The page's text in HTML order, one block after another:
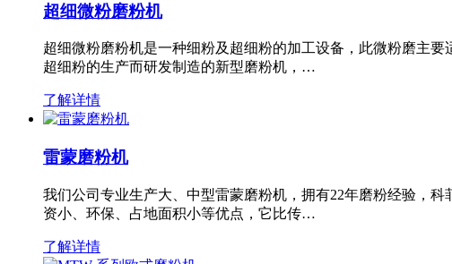
超细微粉磨粉机
超细微粉磨粉机是一种细粉及超细粉的加工设备，此微粉磨主
超细粉的生产而研发制造的新型磨粉机，…
了解详情
雷蒙磨粉机
我们公司专业生产大、中型雷蒙磨粉机，拥有22年磨粉经验，
资小、环保、占地面积小等优点，它比传…
了解详情